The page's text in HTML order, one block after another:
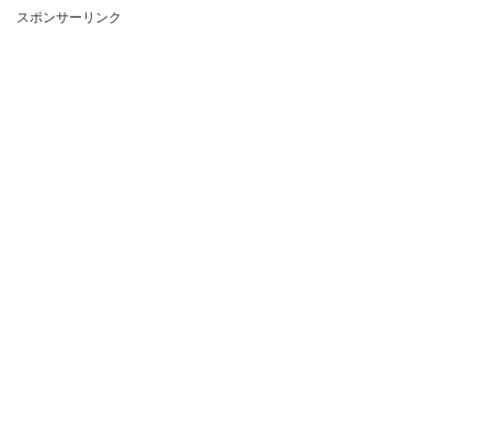
スポンサーリンク